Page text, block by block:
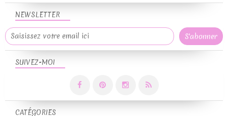
NEWSLETTER
SUIVEZ-MOI
CATÉGORIES